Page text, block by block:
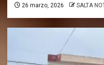
26 marzo, 2026 SALTA